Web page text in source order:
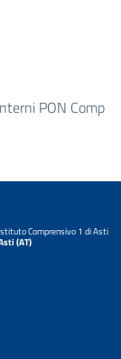
PON Comp
Comprensivo 1 di Asti
(AT)